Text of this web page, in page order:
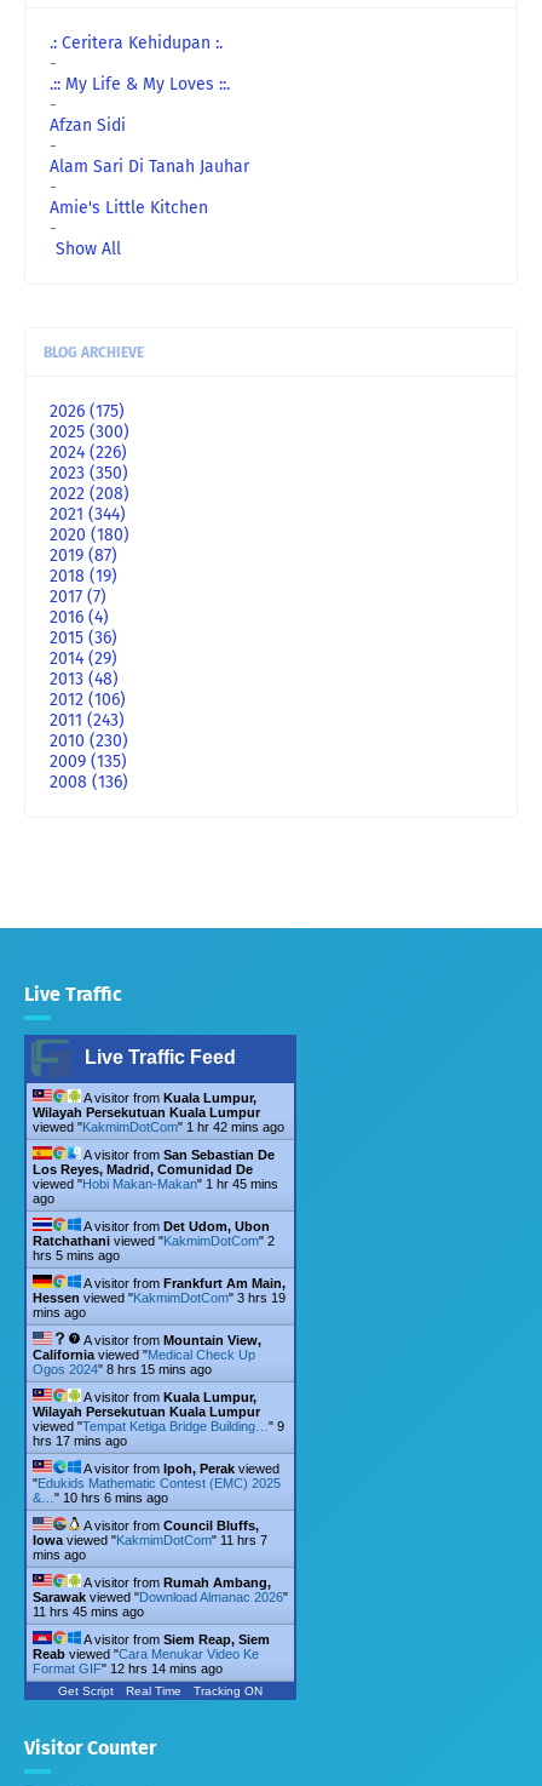
.: Ceritera Kehidupan :.
-
.:: My Life & My Loves ::.
-
Afzan Sidi
-
Alam Sari Di Tanah Jauhar
-
Amie's Little Kitchen
-
Show All
BLOG ARCHIEVE
2026 (175)
2025 (300)
2024 (226)
2023 (350)
2022 (208)
2021 (344)
2020 (180)
2019 (87)
2018 (19)
2017 (7)
2016 (4)
2015 (36)
2014 (29)
2013 (48)
2012 (106)
2011 (243)
2010 (230)
2009 (135)
2008 (136)
Live Traffic
Live Traffic Feed
A visitor from Kuala Lumpur,
Wilayah Persekutuan Kuala Lumpur
viewed "KakmimDotCom" 1 hr 42 mins ago
A visitor from San Sebastian De
Los Reyes, Madrid, Comunidad De
viewed "Hobi Makan-Makan" 1 hr 45 mins
ago
A visitor from Det Udom, Ubon
Ratchathani viewed "KakmimDotCom" 2
hrs 5 mins ago
A visitor from Frankfurt Am Main,
Hessen viewed "KakmimDotCom" 3 hrs 19
mins ago
A visitor from Mountain View,
California viewed "Medical Check Up
Ogos 2024" 8 hrs 15 mins ago
A visitor from Kuala Lumpur,
Wilayah Persekutuan Kuala Lumpur
viewed "Tempat Ketiga Bridge Building… " 9
hrs 17 mins ago
A visitor from Ipoh, Perak viewed
"Edukids Mathematic Contest (EMC) 2025
&… " 10 hrs 6 mins ago
A visitor from Council Bluffs,
Iowa viewed "KakmimDotCom" 11 hrs 7
mins ago
A visitor from Rumah Ambang,
Sarawak viewed "Download Almanac 2026"
11 hrs 45 mins ago
A visitor from Siem Reap, Siem
Reab viewed "Cara Menukar Video Ke
Format GIF" 12 hrs 14 mins ago
Get Script Real Time Tracking ON
Visitor Counter